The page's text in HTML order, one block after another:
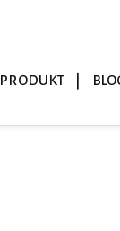
PRODUKT